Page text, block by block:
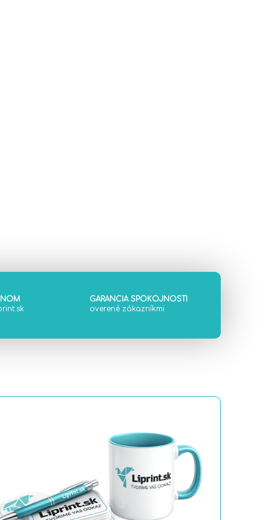
GARANCIA SPOKOJNOSTI
overené zákazníkmi